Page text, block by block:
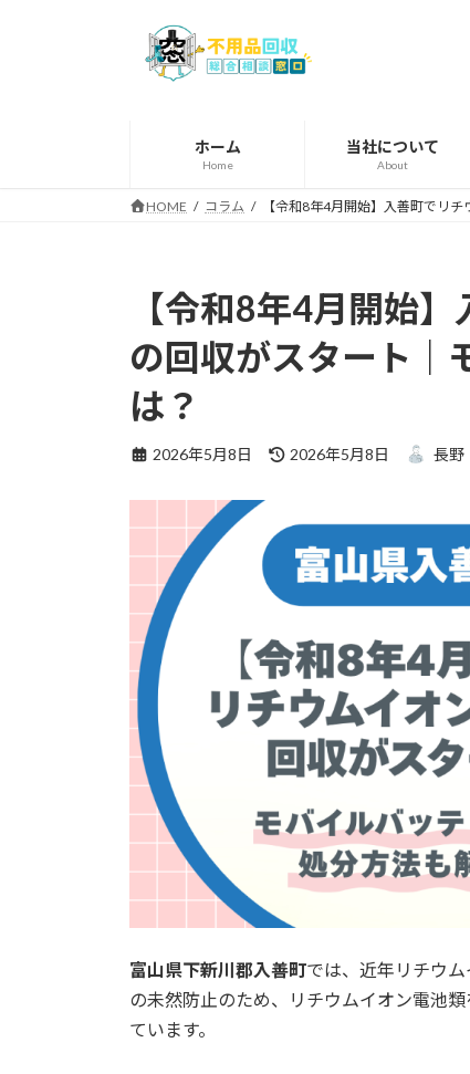
ホーム
Home
当社について
About
HOME コラム 【令和8年4月開始】入善町でリ
【令和8年4月開始
の回収がスタート｜
は？
2026年5月8日
最
時
2026年5月8日 長野
富山県下新川郡入善町では、近年リチウ
の未然防止のため、リチウムイオン電池
ています。